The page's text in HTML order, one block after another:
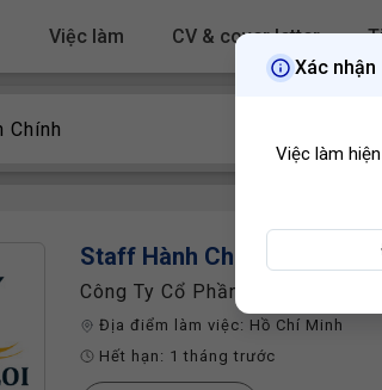
Việc làm CV & cover letter
Staff Hành Chính
Công Ty Cổ Phần Giao Dịch
Địa điểm làm việc: Hồ Chí Minh
Hết hạn: 1 tháng trước
Xác nhận
Việc làm